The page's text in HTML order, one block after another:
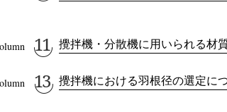
攪拌機・分散機に用いられる材
攪拌機における羽根径の選定に